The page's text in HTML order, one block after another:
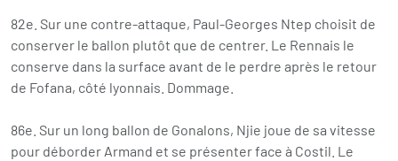
82e. Sur une contre-attaque, Paul-Georges Ntep choisit de
conserver le ballon plutôt que de centrer. Le Rennais le
conserve dans la surface avant de le perdre après le retour
de Fofana, côté lyonnais. Dommage.
86e. Sur un long ballon de Gonalons, Njie joue de sa vitesse
pour déborder Armand et se présenter face à Costil. Le